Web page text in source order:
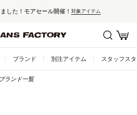
した！モアセール開催！ 対象アイテム
ブランド 別注アイテム スタッフス
ブランド一覧